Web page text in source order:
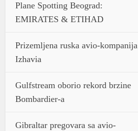
Plane Spotting Beograd:
EMIRATES & ETIHAD
Prizemljena ruska avio-kompanija
Izhavia
Gulfstream oborio rekord brzine
Bombardier-a
Gibraltar pregovara sa avio-